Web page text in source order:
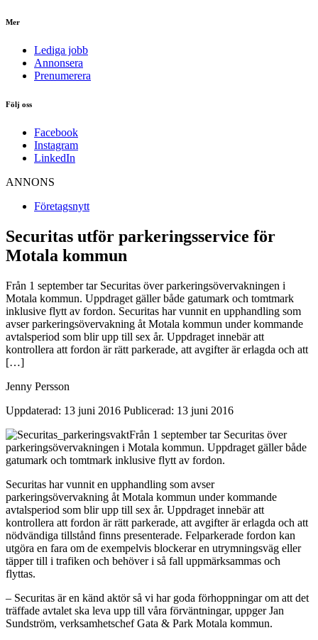
Mer
Lediga jobb
Annonsera
Prenumerera
Följ oss
Facebook
Instagram
LinkedIn
ANNONS
Företagsnytt
Securitas utför parkeringsservice för
Motala kommun
Från 1 september tar Securitas över parkeringsövervakningen i
Motala kommun. Uppdraget gäller både gatumark och tomtmark
inklusive flytt av fordon. Securitas har vunnit en upphandling som
avser parkeringsövervakning åt Motala kommun under kommande
avtalsperiod som blir upp till sex år. Uppdraget innebär att
kontrollera att fordon är rätt parkerade, att avgifter är erlagda och att
[…]
Jenny Persson
Uppdaterad: 13 juni 2016 Publicerad: 13 juni 2016
Från 1 september tar Securitas över
parkeringsövervakningen i Motala kommun. Uppdraget gäller både
gatumark och tomtmark inklusive flytt av fordon.
Securitas har vunnit en upphandling som avser
parkeringsövervakning åt Motala kommun under kommande
avtalsperiod som blir upp till sex år. Uppdraget innebär att
kontrollera att fordon är rätt parkerade, att avgifter är erlagda och att
nödvändiga tillstånd finns presenterade. Felparkerade fordon kan
utgöra en fara om de exempelvis blockerar en utrymningsväg eller
täpper till i trafiken och behöver i så fall uppmärksammas och
flyttas.
– Securitas är en känd aktör så vi har goda förhoppningar om att det
träffade avtalet ska leva upp till våra förväntningar, uppger Jan
Sundström, verksamhetschef Gata & Park Motala kommun.